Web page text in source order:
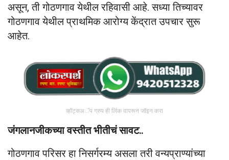
असून, ती गोठणगाव येथील रहिवासी आहे. सध्या तिच्यावर
गोठणगाव येथील प्राथमिक आरोग्य केंद्रात उपचार सुरू
आहेत.
व्हॉट्सअॅप ग्रुप ही लिंक वापरून जॉइन करा
जंगलानजीकच्या वस्तीत भीतीचं सावट..
गोठणगाव परिसर हा निसर्गरम्य असला तरी वन्यप्राण्यांच्या